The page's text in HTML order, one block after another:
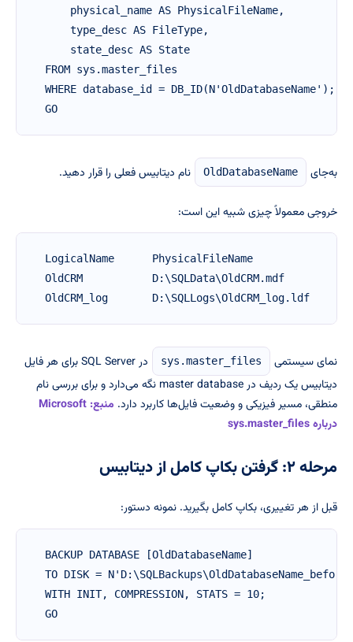
    physical_name AS PhysicalFileName,
    type_desc AS FileType,
    state_desc AS State
FROM sys.master_files
WHERE database_id = DB_ID(N'OldDatabaseName');
GO
به‌جای OldDatabaseName نام دیتابیس فعلی را قرار دهید.
خروجی معمولاً چیزی شبیه این است:
LogicalName      PhysicalFileName
OldCRM           D:\SQLData\OldCRM.mdf
OldCRM_log       D:\SQLLogs\OldCRM_log.ldf
نمای سیستمی sys.master_files
در SQL Server برای هر فایل
دیتابیس یک ردیف در master database نگه می‌دارد و برای بررسی نام
منطقی، مسیر فیزیکی و وضعیت فایل‌ها کاربرد دارد.
منبع: Microsoft
درباره sys.master_files
مرحله ۲: گرفتن بکاپ کامل از دیتابیس
قبل از هر تغییری، بکاپ کامل بگیرید. نمونه دستور:
BACKUP DATABASE [OldDatabaseName]
TO DISK =
WITH INIT, COMPRESSION, STATS = 10;
GO